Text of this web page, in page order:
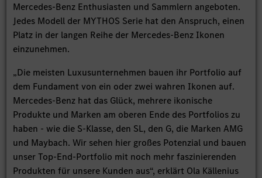
Mercedes-Benz Enthusiasten und Sammlern angeboten.
Jedes Modell der MYTHOS Serie hat den Anspruch, einen
Platz in der langen Reihe der Mercedes-Benz Ikonen
einzunehmen.
„Die meisten Luxusunternehmen bauen ihr Portfolio auf
dem Fundament von ein oder zwei wahren Ikonen auf.
Mercedes-Benz hat das Glück, mehrere ikonische
Produkte und Marken am oberen Ende des Portfolios zu
haben - wie die S-Klasse, den SL, den G, die Marken AMG
und Maybach. Wir sehen hier großes Potenzial und bauen
unser Top-End-Portfolio mit noch mehr faszinierenden
Produkten für unsere Kunden aus“, erklärt Ola Källenius